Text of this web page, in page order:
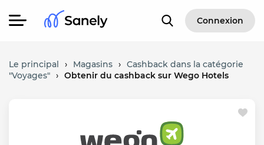
Connexion
Le principal › Magasins › Cashback dans la catégorie
"Voyages" › Obtenir du cashback sur Wego Hotels